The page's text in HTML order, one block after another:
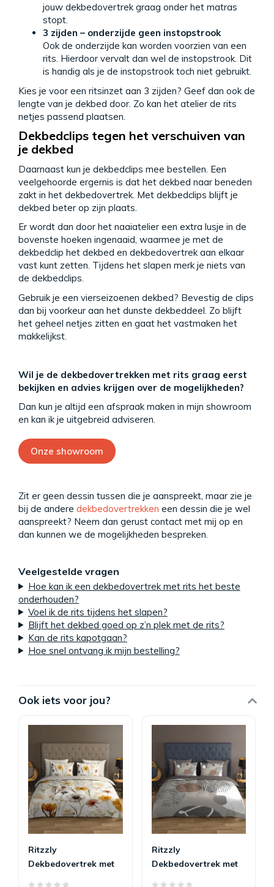
jouw dekbedovertrek graag onder het matras
stopt.
3 zijden – onderzijde geen instopstrook
Ook de onderzijde kan worden voorzien van een
rits. Hierdoor vervalt dan wel de instopstrook. Dit
is handig als je de instopstrook toch niet gebruikt.
Kies je voor een ritsinzet aan 3 zijden? Geef dan ook de
lengte van je dekbed door. Zo kan het atelier de rits
netjes passend plaatsen.
Dekbedclips tegen het verschuiven van
je dekbed
Daarnaast kun je dekbedclips mee bestellen. Een
veelgehoorde ergernis is dat het dekbed naar beneden
zakt in het dekbedovertrek. Met dekbedclips blijft je
dekbed beter op zijn plaats.
Er wordt dan door het naaiatelier een extra lusje in de
bovenste hoeken ingenaaid, waarmee je met de
dekbedclip het dekbed en dekbedovertrek aan elkaar
vast kunt zetten. Tijdens het slapen merk je niets van
de dekbedclips.
Gebruik je een vierseizoenen dekbed? Bevestig de clips
dan bij voorkeur aan het dunste dekbeddeel. Zo blijft
het geheel netjes zitten en gaat het vastmaken het
makkelijkst.
Wil je de dekbedovertrekken met rits graag eerst
bekijken en advies krijgen over de mogelijkheden?
Dan kun je altijd een afspraak maken in mijn showroom
en kan ik je uitgebreid adviseren.
Onze showroom
Zit er geen dessin tussen die je aanspreekt, maar zie je
bij de andere dekbedovertrekken een dessin die je wel
aanspreekt? Neem dan gerust contact met mij op en
dan kunnen we de mogelijkheden bespreken.
Veelgestelde vragen
Hoe kan ik een dekbedovertrek met rits het beste
onderhouden?
Voel ik de rits tijdens het slapen?
Blijft het dekbed goed op z’n plek met de rits?
Kan de rits kapotgaan?
Hoe snel ontvang ik mijn bestelling?
Ook iets voor jou?
Ritzzly
Dekbedovertrek met
Ritzzly
Dekbedovertrek met